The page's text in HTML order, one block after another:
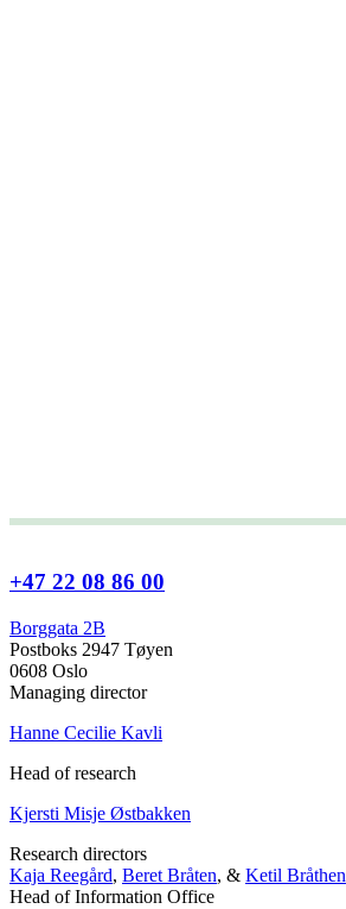
+47 22 08 86 00
Borggata 2B
Postboks 2947 Tøyen
0608 Oslo
Managing director
Hanne Cecilie Kavli
Head of research
Kjersti Misje Østbakken
Research directors
Kaja Reegård, Beret Bråten, & Ketil Bråthen
Head of Information Office